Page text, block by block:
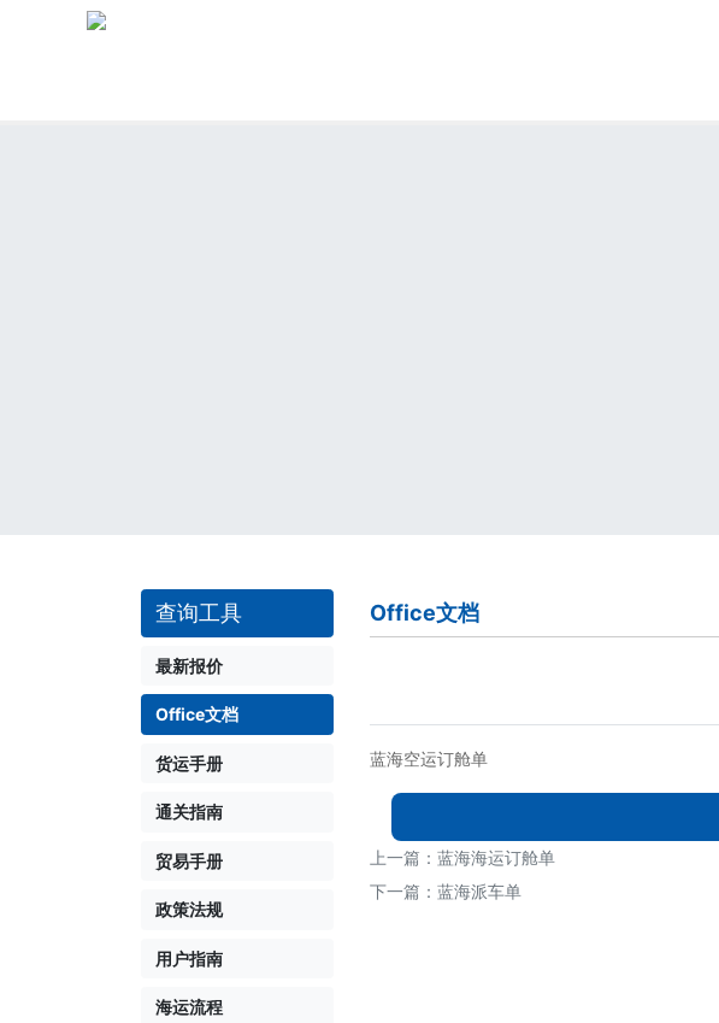
查询工具
最新报价
Office文档
货运手册
通关指南
贸易手册
政策法规
用户指南
海运流程
Office文档
蓝海空运订舱单
上一篇： 蓝海海运订舱单
下一篇： 蓝海派车单